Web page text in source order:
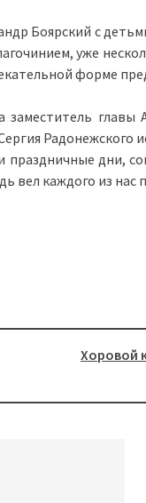
Боярский с
уже
форме
дни,
каждого из
Хоровой